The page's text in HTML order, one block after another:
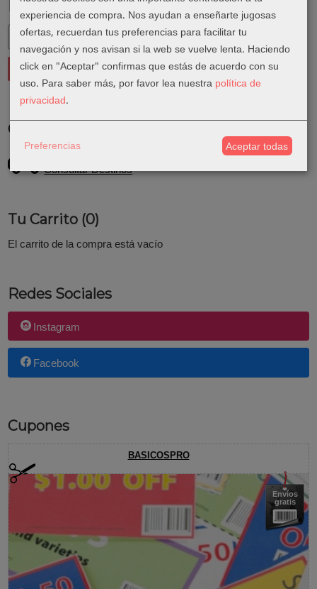
Marcas
Costes de Envío
GRATIS *
Consultar Destinos
Tu Carrito (0)
El carrito de la compra está vacío
Redes Sociales
Instagram
Facebook
Cupones
BASICOSPRO
Envíos
gratis
experiencia de compra. Nos ayudan a enseñarte jugosas
ofertas, recuerdan tus preferencias para facilitar tu
navegación y nos avisan si la web se vuelve lenta. Haciendo
click en "Aceptar" confirmas que estás de acuerdo con su
uso. Para saber más, por favor lea nuestra política de
privacidad.
Preferencias Aceptar todas